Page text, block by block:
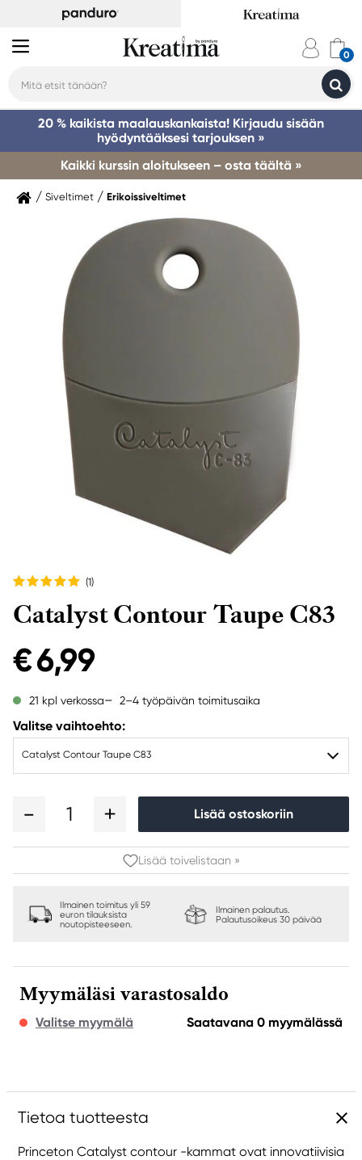
20 % kaikista maalauskankaista! Kirjaudu sisään
hyödyntääksesi tarjouksen »
Kaikki kurssin aloitukseen – osta täältä »
Siveltimet Erikoissiveltimet
(1)
Catalyst Contour Taupe C83
€ 6,99
21 kpl verkossa 2–4 työpäivän toimitusaika
Valitse vaihtoehto:
Catalyst Contour Taupe C83
1 Lisää ostoskoriin
Lisää toivelistaan »
Ilmainen toimitus yli 59
euron tilauksista
noutopisteeseen.
Ilmainen palautus.
Palautusoikeus 30 päivää
Myymäläsi varastosaldo
Valitse myymälä Saatavana 0 myymälässä
Tietoa tuotteesta
Princeton Catalyst contour -kammat ovat innovatiivisia